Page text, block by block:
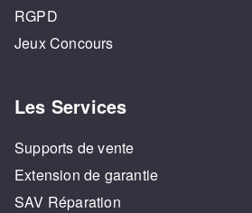
RGPD
Jeux Concours
Les Services
Supports de vente
Extension de garantie
SAV Réparation